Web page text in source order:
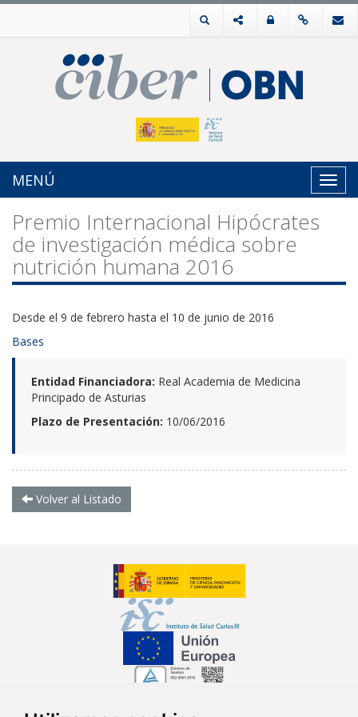
MENÚ
Premio Internacional Hipócrates
de investigación médica sobre
nutrición humana 2016
Desde el 9 de febrero hasta el 10 de junio de 2016
Bases
Entidad Financiadora: Real Academia de Medicina
Principado de Asturias
Plazo de Presentación: 10/06/2016
Volver al Listado